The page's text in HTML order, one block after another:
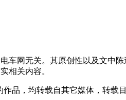
车网无关。其原创性以及文中
相关内容。
品，均转载自其它媒体，转载